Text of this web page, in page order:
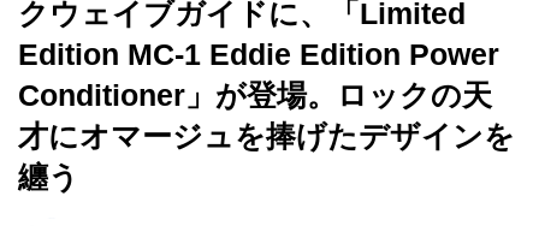
クウェイブガイドに、「Limited
Edition MC-1 Eddie Edition Power
Conditioner」が登場。ロックの天
才にオマージュを捧げたデザインを
纏う